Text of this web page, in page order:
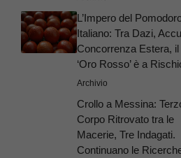
L’Impero del
Italiano: Tra Dazi,
Concorrenza Estera,
‘Oro Rosso’ è a
Archivio
Crollo a Messina:
Corpo Ritrovato tra le
Macerie, Tre Indagati.
Continuano le